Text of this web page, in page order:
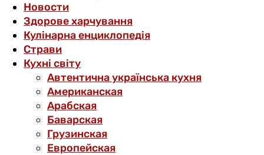
Новости
Здорове харчування
Кулінарна енциклопедія
Страви
Кухні світу
Автентична українська кухня
Американская
Арабская
Баварская
Грузинская
Европейская